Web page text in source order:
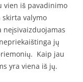
vien iš pavadinimo
valymo
neįsivaizduojamas
jų
Kaip jau
yra viena iš jų.